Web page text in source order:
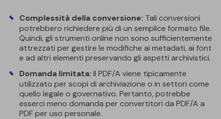
Complessità della conversione: Tali conversioni
potrebbero richiedere più di un semplice formato file.
Quindi, gli strumenti online non sono sufficientemente
attrezzati per gestire le modifiche ai metadati, ai font
e ad altri elementi preservando gli aspetti archivistici.
Domanda limitata: Il PDF/A viene tipicamente
utilizzato per scopi di archiviazione o in settori come
quello legale o governativo. Pertanto, potrebbe
esserci meno domanda per convertitori da PDF/A a
PDF per uso personale.